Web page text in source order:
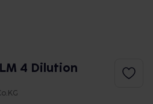
4 Dilution